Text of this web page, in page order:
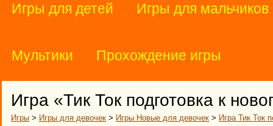
Игры для детей Игры для мальчиков
Мультики Прохождение игры
Игра «Тик Ток подготовка к
Игры > Игры для девочек > Игры Новые для девочек > Игра Тик Ток